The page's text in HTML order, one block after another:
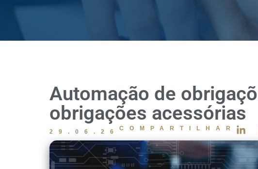
Automação de
obrigações acessórias
29.06.26 COMPARTILHAR